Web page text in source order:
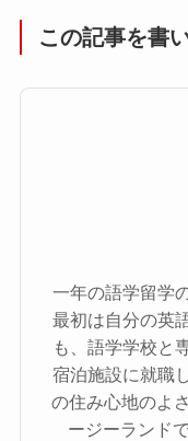
この記事を書
一年の語学留学
最初は自分の英
も、語学学校と
宿泊施設に就職
の住み心地のよ
ージーランド